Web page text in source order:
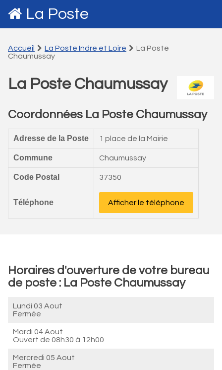
La Poste
Accueil La Poste Indre et Loire
La Poste
Chaumussay
La Poste Chaumussay
Coordonnées La Poste Chaumussay
Adresse de la Poste 1 place de la Mairie
Commune Chaumussay
Code Postal 37350
Téléphone Afficher le téléphone
Horaires d'ouverture de votre bureau
de poste : La Poste Chaumussay
Lundi 03 Aout
Fermée
Mardi 04 Aout
Ouvert de 08h30 à 12h00
Mercredi 05 Aout
Fermée